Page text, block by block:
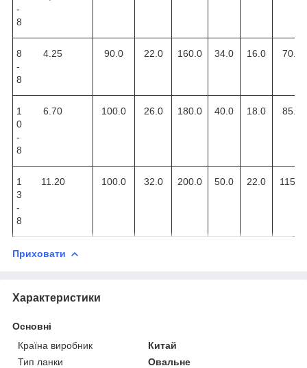
-
8
8
-
8
4.25 90.0 22.0 160.0 34.0 16.0 70.0
1
0
-
8
6.70 100.0 26.0 180.0 40.0 18.0 85.0
1
3
-
8
11.20 100.0 32.0 200.0 50.0 22.0 115.0
Приховати
Характеристики
Основні
Країна виробник
Китай
Тип ланки
Овальне